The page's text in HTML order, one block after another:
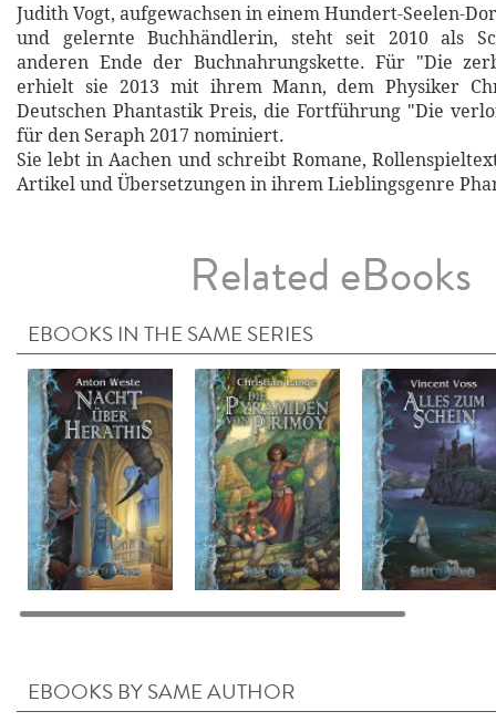
Judith Vogt, aufgewachsen in einem Hundert-Seelen-
und gelernte Buchhändlerin, steht seit 2010 als
anderen Ende der Buchnahrungskette. Für "Die
erhielt sie 2013 mit ihrem Mann, dem Physiker
Deutschen Phantastik Preis, die Fortführung "Die
für den Seraph 2017 nominiert.
Sie lebt in Aachen und schreibt Romane,
Artikel und Übersetzungen in ihrem Lieblingsgenre
Related eBooks
EBOOKS IN THE SAME SERIES
EBOOKS BY SAME AUTHOR